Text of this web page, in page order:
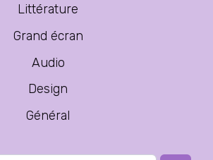
Littérature
Grand écran
Audio
Design
Général